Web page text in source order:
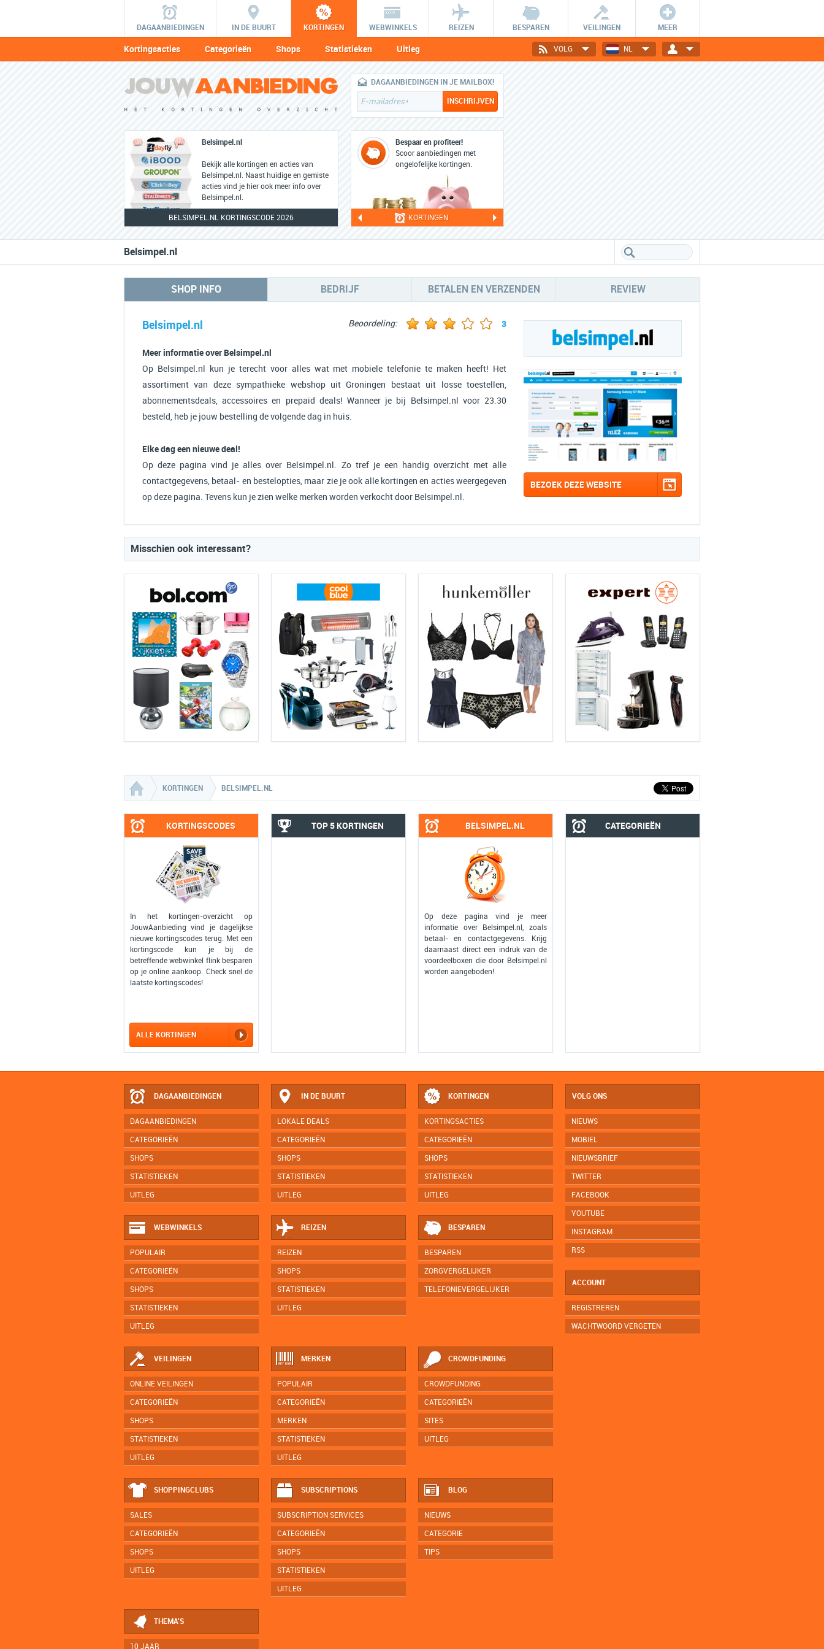
DAGAANBIEDINGEN IN DE BUURT KORTINGEN WEBWINKELS REIZEN BESPAREN VEILINGEN MEER
Kortingsacties Categorieën Shops Statistieken Uitleg NL
VOLG
Belsimpel.nl
Bekijk alle kortingen en acties van
Belsimpel.nl. Naast huidige en gemiste
acties vind je hier ook meer info over
Belsimpel.nl.
BELSIMPEL.NL KORTINGSCODE 2026
DAGAANBIEDINGEN IN JE MAILBOX!
Bespaar en profiteer!
Scoor aanbiedingen met
ongelofelijke kortingen.
KORTINGEN
Belsimpel.nl
SHOP INFO BEDRIJF BETALEN EN VERZENDEN REVIEW
Belsimpel.nl Beoordeling: 3
Meer informatie over Belsimpel.nl
Op Belsimpel.nl kun je terecht voor alles wat met mobiele telefonie te maken heeft! Het
assortiment van deze sympathieke webshop uit Groningen bestaat uit losse toestellen,
abonnementsdeals, accessoires en prepaid deals! Wanneer je bij Belsimpel.nl voor 23.30
besteld, heb je jouw bestelling de volgende dag in huis.
Elke dag een nieuwe deal!
Op deze pagina vind je alles over Belsimpel.nl. Zo tref je een handig overzicht met alle
contactgegevens, betaal- en bestelopties, maar zie je ook alle kortingen en acties weergegeven
op deze pagina. Tevens kun je zien welke merken worden verkocht door Belsimpel.nl.
BEZOEK DEZE WEBSITE
Misschien ook interessant?
KORTINGEN BELSIMPEL.NL
KORTINGSCODES
In het kortingen-overzicht op
JouwAanbieding vind je dagelijkse
nieuwe kortingscodes terug. Met een
kortingscode kun je bij de
betreffende webwinkel flink besparen
op je online aankoop. Check snel de
laatste kortingscodes!
ALLE KORTINGEN
TOP 5 KORTINGEN BELSIMPEL.NL
Op deze pagina vind je meer
informatie over Belsimpel.nl, zoals
betaal- en contactgegevens. Krijg
daarnaast direct een indruk van de
voordeelboxen die door Belsimpel.nl
worden aangeboden!
CATEGORIEËN
DAGAANBIEDINGEN
DAGAANBIEDINGEN
CATEGORIEËN
SHOPS
STATISTIEKEN
UITLEG
IN DE BUURT
LOKALE DEALS
CATEGORIEËN
SHOPS
STATISTIEKEN
UITLEG
KORTINGEN
KORTINGSACTIES
CATEGORIEËN
SHOPS
STATISTIEKEN
UITLEG
WEBWINKELS
POPULAIR
CATEGORIEËN
SHOPS
STATISTIEKEN
UITLEG
REIZEN
REIZEN
SHOPS
STATISTIEKEN
UITLEG
BESPAREN
BESPAREN
ZORGVERGELIJKER
TELEFONIEVERGELIJKER
VEILINGEN
ONLINE VEILINGEN
CATEGORIEËN
SHOPS
STATISTIEKEN
UITLEG
MERKEN
POPULAIR
CATEGORIEËN
MERKEN
STATISTIEKEN
UITLEG
CROWDFUNDING
CROWDFUNDING
CATEGORIEËN
SITES
UITLEG
SHOPPINGCLUBS
SALES
CATEGORIEËN
SHOPS
UITLEG
SUBSCRIPTIONS
SUBSCRIPTION SERVICES
CATEGORIEËN
SHOPS
STATISTIEKEN
UITLEG
BLOG
NIEUWS
CATEGORIE
TIPS
THEMA'S
10 JAAR
VOLG ONS
NIEUWS
MOBIEL
NIEUWSBRIEF
TWITTER
FACEBOOK
YOUTUBE
INSTAGRAM
RSS
ACCOUNT
REGISTREREN
WACHTWOORD VERGETEN